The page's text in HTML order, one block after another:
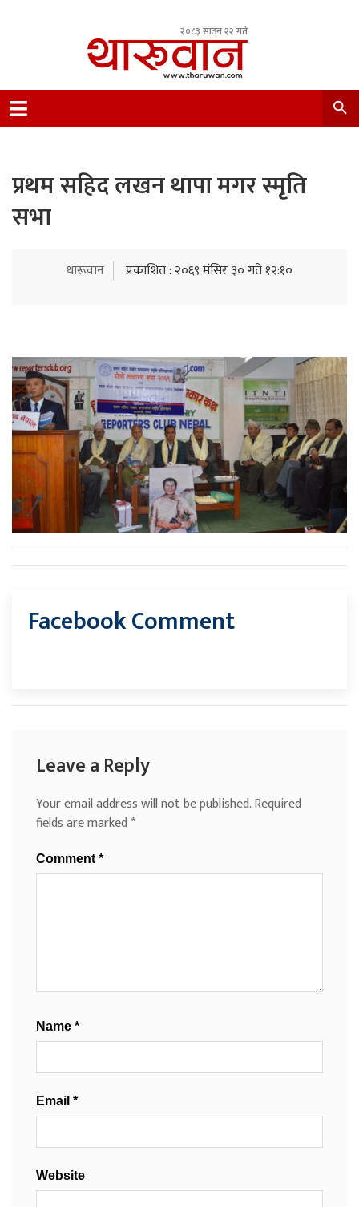
२०८३ साउन २२ गते
Nepal.
प्रथम सहिद लखन थापा मगर स्मृति
सभा
थारूवान प्रकाशित : २०६९ मंसिर ३० गते १२:१०
Facebook Comment
Leave a Reply
Your email address will not be published.Required
fields are marked*
Comment *
Name *
Email *
Website